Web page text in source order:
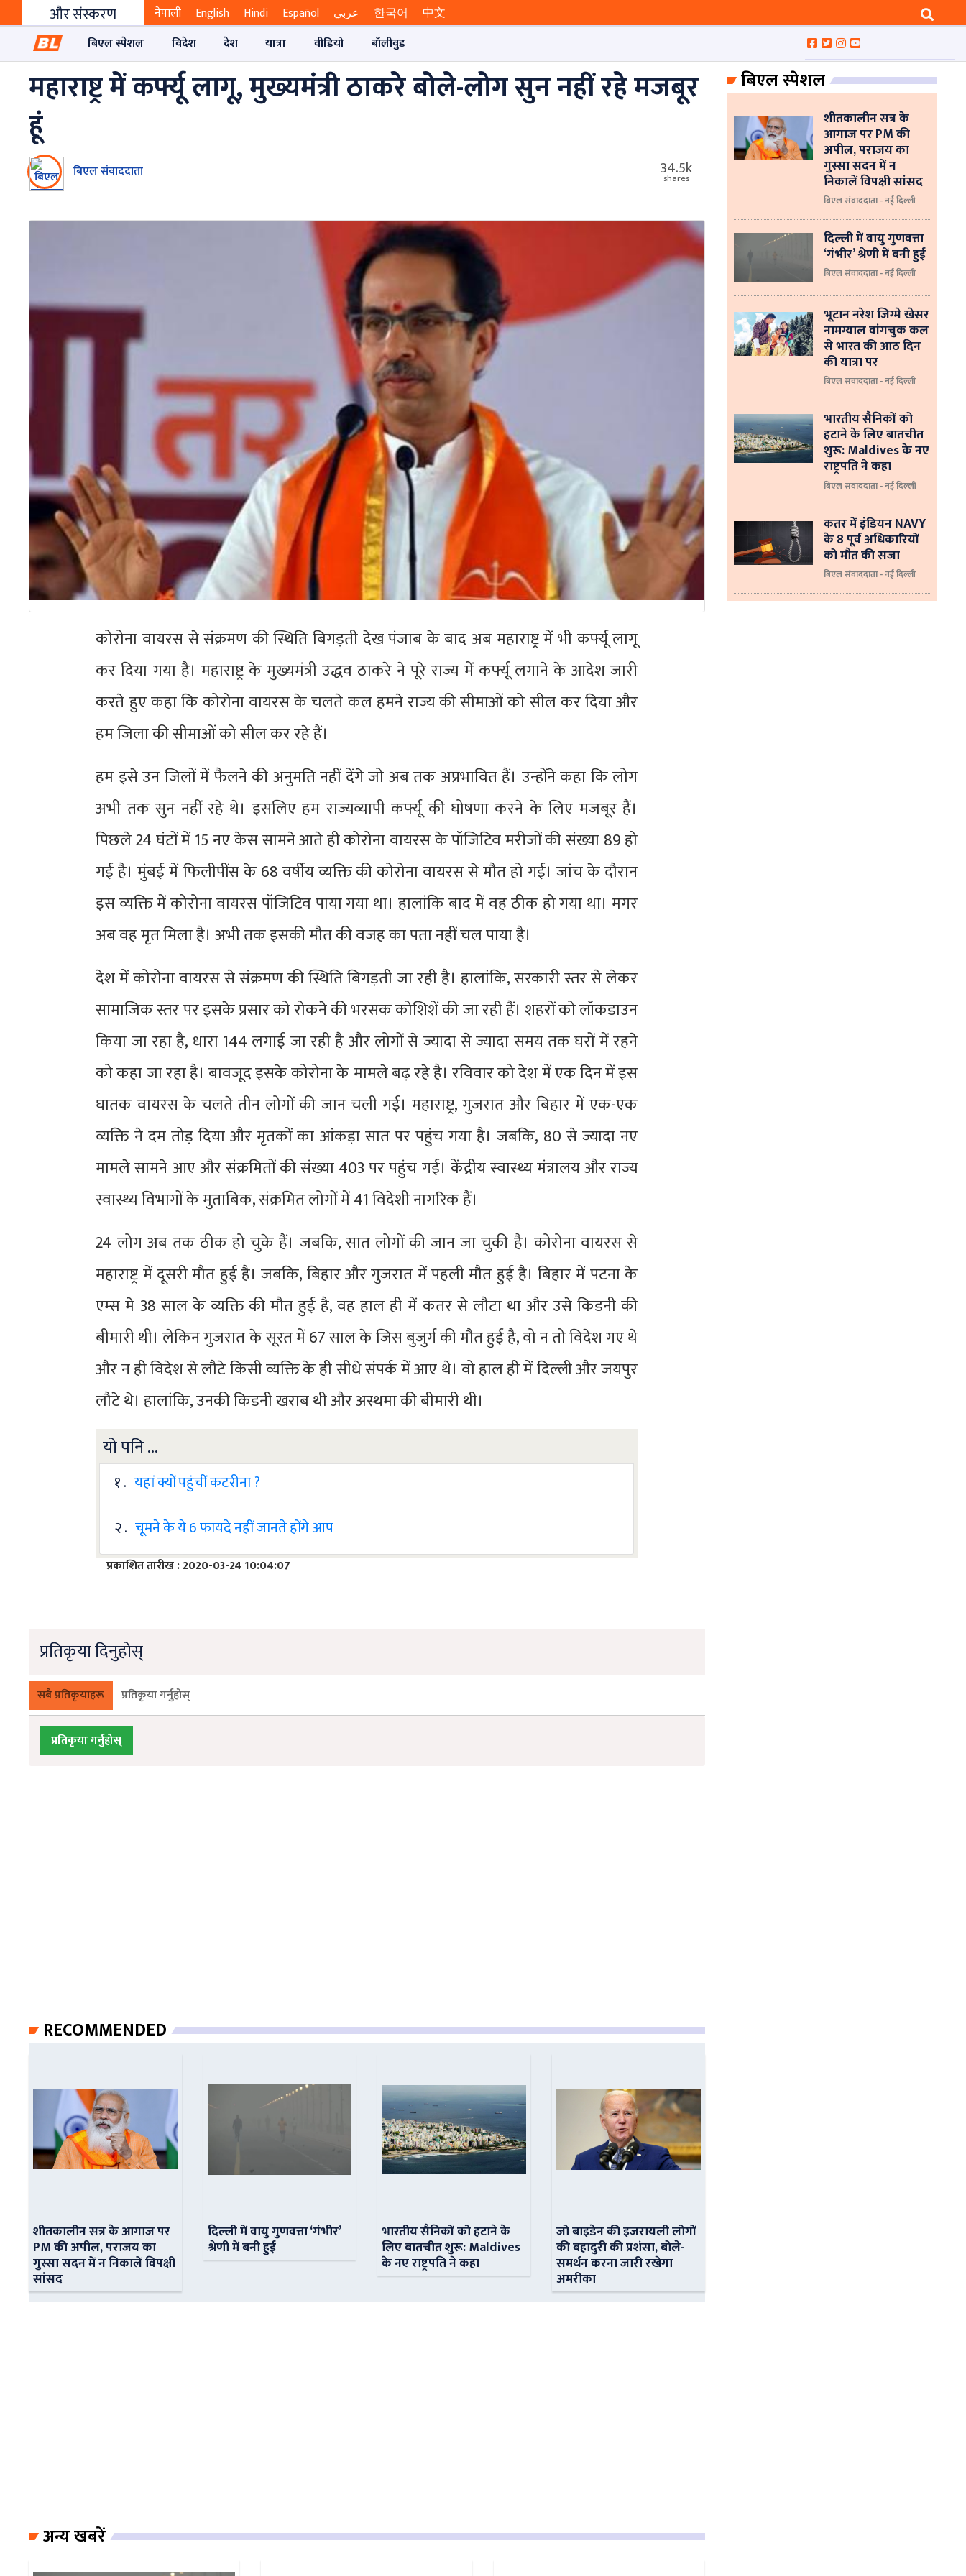
और संस्करण नेपाली English Hindi Español عربي 한국어
中文
बिएल स्पेशल
विदेश देश यात्रा वीडियो बॉलीवुड
महाराष्ट्र में कर्फ्यू लागू, मुख्‍यमंत्री ठाकरे बोले-लोग सुन नहीं रहे मजबूर
हूं
बिएल संवाददाता 34.5k
shares
कोरोना वायरस से संक्रमण की स्थिति बिगड़ती देख पंजाब के बाद अब महाराष्ट्र में भी कर्फ्यू लागू
कर दिया गया है। महाराष्ट्र के मुख्यमंत्री उद्धव ठाकरे ने पूरे राज्य में कर्फ्यू लगाने के आदेश जारी
करते हुए कहा कि कोरोना वायरस के चलते कल हमने राज्य की सीमाओं को सील कर दिया और
हम जिला की सीमाओं को सील कर रहे हैं।
हम इसे उन जिलों में फैलने की अनुमति नहीं देंगे जो अब तक अप्रभावित हैं। उन्होंने कहा कि लोग
अभी तक सुन नहीं रहे थे। इसलिए हम राज्यव्यापी कर्फ्यू की घोषणा करने के लिए मजबूर हैं।
पिछले 24 घंटों में 15 नए केस सामने आते ही कोरोना वायरस के पॉजिटिव मरीजों की संख्या 89 हो
गई है। मुंबई में फिलीपींस के 68 वर्षीय व्यक्ति की कोरोना वायरस से मौत हो गई। जांच के दौरान
इस व्यक्ति में कोरोना वायरस पॉजिटिव पाया गया था। हालांकि बाद में वह ठीक हो गया था। मगर
अब वह मृत मिला है। अभी तक इसकी मौत की वजह का पता नहीं चल पाया है।
देश में कोरोना वायरस से संक्रमण की स्थिति बिगड़ती जा रही है। हालांकि, सरकारी स्तर से लेकर
सामाजिक स्तर पर इसके प्रसार को रोकने की भरसक कोशिशें की जा रही हैं। शहरों को लॉकडाउन
किया जा रहा है, धारा 144 लगाई जा रही है और लोगों से ज्यादा से ज्यादा समय तक घरों में रहने
को कहा जा रहा है। बावजूद इसके कोरोना के मामले बढ़ रहे है। रविवार को देश में एक दिन में इस
घातक वायरस के चलते तीन लोगों की जान चली गई। महाराष्ट्र, गुजरात और बिहार में एक-एक
व्यक्ति ने दम तोड़ दिया और मृतकों का आंकड़ा सात पर पहुंच गया है। जबकि, 80 से ज्यादा नए
मामले सामने आए और संक्रमितों की संख्या 403 पर पहुंच गई। केंद्रीय स्वास्थ्य मंत्रालय और राज्य
स्वास्थ्य विभागों के मुताबिक, संक्रमित लोगों में 41 विदेशी नागरिक हैं।
24 लोग अब तक ठीक हो चुके हैं। जबकि, सात लोगों की जान जा चुकी है। कोरोना वायरस से
महाराष्ट्र में दूसरी मौत हुई है। जबकि, बिहार और गुजरात में पहली मौत हुई है। बिहार में पटना के
एम्स मे 38 साल के व्यक्ति की मौत हुई है, वह हाल ही में कतर से लौटा था और उसे किडनी की
बीमारी थी। लेकिन गुजरात के सूरत में 67 साल के जिस बुजुर्ग की मौत हुई है, वो न तो विदेश गए थे
और न ही विदेश से लौटे किसी व्यक्ति के ही सीधे संपर्क में आए थे। वो हाल ही में दिल्ली और जयपुर
लौटे थे। हालांकि, उनकी किडनी खराब थी और अस्थमा की बीमारी थी।
यो पनि ...
१ . यहां क्यों पहुंचीं कटरीना ?
२ . चूमने के ये 6 फायदे नहीं जानते होंगे आप
प्रकाशित तारीख : 2020-03-24 10:04:07
प्रतिकृया दिनुहोस्
सबै प्रतिकृयाहरू प्रतिकृया गर्नुहोस्
प्रतिकृया गर्नुहोस्
RECOMMENDED
शीतकालीन सत्र के आगाज पर
PM की अपील, पराजय का
गुस्सा सदन में न निकालें विपक्षी
सांसद
दिल्ली में वायु गुणवत्ता ‘गंभीर’
श्रेणी में बनी हुई
भारतीय सैनिकों को हटाने के
लिए बातचीत शुरू: Maldives
के नए राष्ट्रपति ने कहा
जो बाइडेन की इजरायली लोगों
की बहादुरी की प्रशंसा, बोले-
समर्थन करना जारी रखेगा
अमरीका
अन्य खबरें
बिएल स्पेशल
शीतकालीन सत्र के
आगाज पर PM की
अपील, पराजय का
गुस्सा सदन में न
निकालें विपक्षी सांसद
बिएल संवाददाता - नई दिल्ली
दिल्ली में वायु गुणवत्ता
‘गंभीर’ श्रेणी में बनी हुई
बिएल संवाददाता - नई दिल्ली
भूटान नरेश जिग्मे खेसर
नामग्याल वांगचुक कल
से भारत की आठ दिन
की यात्रा पर
बिएल संवाददाता - नई दिल्ली
भारतीय सैनिकों को
हटाने के लिए बातचीत
शुरू: Maldives के नए
राष्ट्रपति ने कहा
बिएल संवाददाता - नई दिल्‍ली
कतर में इंडियन NAVY
के 8 पूर्व अधिकारियों
को मौत की सजा
बिएल संवाददाता - नई दिल्ली